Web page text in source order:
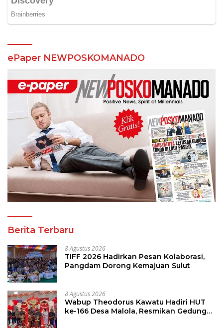
ePaper NEWPOSKOMANADO
Berita Terbaru
8 Agustus 2026
TIFF 2026 Hadirkan Pesan Kolaborasi,
Pangdam Dorong Kemajuan Sulut
8 Agustus 2026
Wabup Theodorus Kawatu Hadiri HUT
ke-166 Desa Malola, Resmikan Gedung